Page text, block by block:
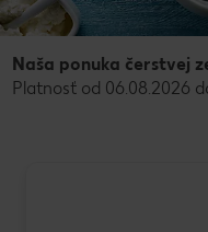
Naša ponuka čerstvej
Platnosť od 06.08.2026